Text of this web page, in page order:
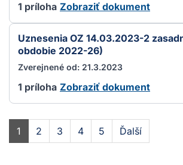
1 príloha Zobraziť dokument
Uznesenia OZ 14.03.2023-2
obdobie 2022-26)
Zverejnené od: 21.3.2023
1 príloha Zobraziť dokument
1 2 3 4 5 Ďalší